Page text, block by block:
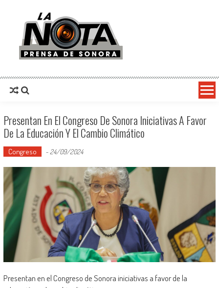
La Nota Prensa De Sonora
Presentan En El Congreso De Sonora Iniciativas A Favor
De La Educación Y El Cambio Climático
Congreso - 24/09/2024
Presentan en el Congreso de Sonora iniciativas a favor de la